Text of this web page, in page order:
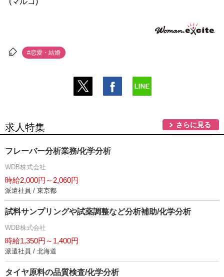
#恋愛・結婚
求人特集 さらに見る
フレーバー分析業務/化学分析
WDB株式会社
時給2,000円～2,060円
派遣社員 / 東京都
試料サンプリングや試薬調整など分析補助/化学分析
WDB株式会社
時給1,350円～1,400円
派遣社員 / 北海道
タイヤ原料の品質検査/化学分析